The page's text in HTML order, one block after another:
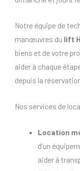
Notre équipe de
manœuvres du lift
biens et de votre
aider à chaque
depuis la
Nos services de
Location
d’un
aider à